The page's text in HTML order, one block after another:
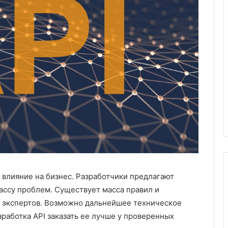
на бизнес. Разработчики предлагают
проблем. Существует масса правил и
Возможно дальнейшее техническое
API заказать ее лучше у проверенных
под
Х
м
ч
и
т
к
и
н
н
о
м
05.11.2025
Химчистка дивана на дому:
удобство, качество и забота о
чистоте